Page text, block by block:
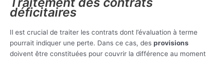
déficitaires
Il est crucial de traiter les contrats dont l’évaluation à terme
pourrait indiquer une perte. Dans ce cas, des provisions
doivent être constituées pour couvrir la différence au moment